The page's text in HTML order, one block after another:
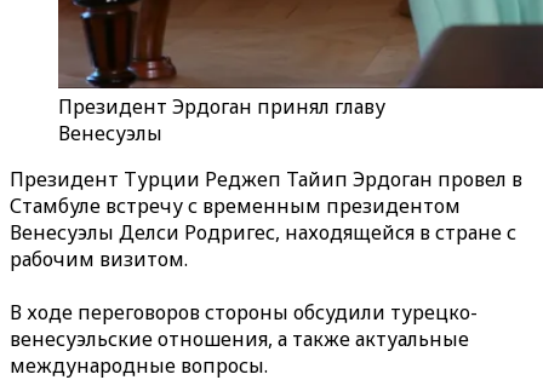
Президент Эрдоган принял главу
Венесуэлы
Президент Турции Реджеп Тайип Эрдоган провел в
Стамбуле встречу с временным президентом
Венесуэлы Делси Родригес, находящейся в стране с
рабочим визитом.
В ходе переговоров стороны обсудили турецко-
венесуэльские отношения, а также актуальные
международные вопросы.